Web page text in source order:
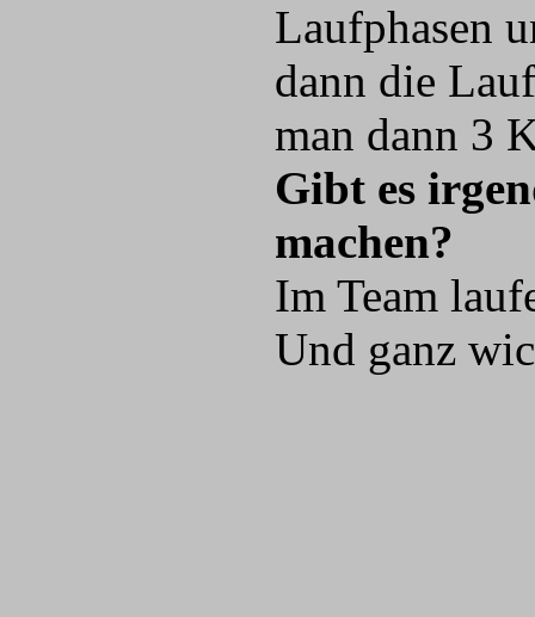
Laufphasen
dann die
man dann 3
Gibt es
machen?
Im Team
Und ganz